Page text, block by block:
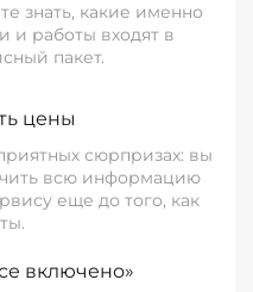
знать, какие именно
и работы входят в
пакет.
цены
сюрпризах: вы
всю информацию
еще до того, как
включено»